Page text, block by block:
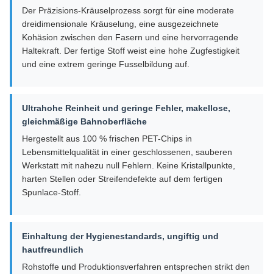
Der Präzisions-Kräuselprozess sorgt für eine moderate
dreidimensionale Kräuselung, eine ausgezeichnete
Kohäsion zwischen den Fasern und eine hervorragende
Haltekraft. Der fertige Stoff weist eine hohe Zugfestigkeit
und eine extrem geringe Fusselbildung auf.
Ultrahohe Reinheit und geringe Fehler, makellose,
gleichmäßige Bahnoberfläche
Hergestellt aus 100 % frischen PET-Chips in
Lebensmittelqualität in einer geschlossenen, sauberen
Werkstatt mit nahezu null Fehlern. Keine Kristallpunkte,
harten Stellen oder Streifendefekte auf dem fertigen
Spunlace-Stoff.
Einhaltung der Hygienestandards, ungiftig und
hautfreundlich
Rohstoffe und Produktionsverfahren entsprechen strikt den